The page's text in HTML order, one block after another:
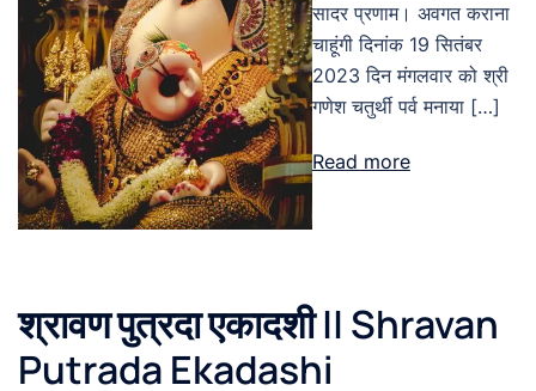
सादर प्रणाम। अवगत कराना
चाहूंगी दिनांक 19 सितंबर
2023 दिन मंगलवार को श्री
गणेश चतुर्थी पर्व मनाया […]
Read more
श्रावण पुत्रदा एकादशी || Shravan
Putrada Ekadashi